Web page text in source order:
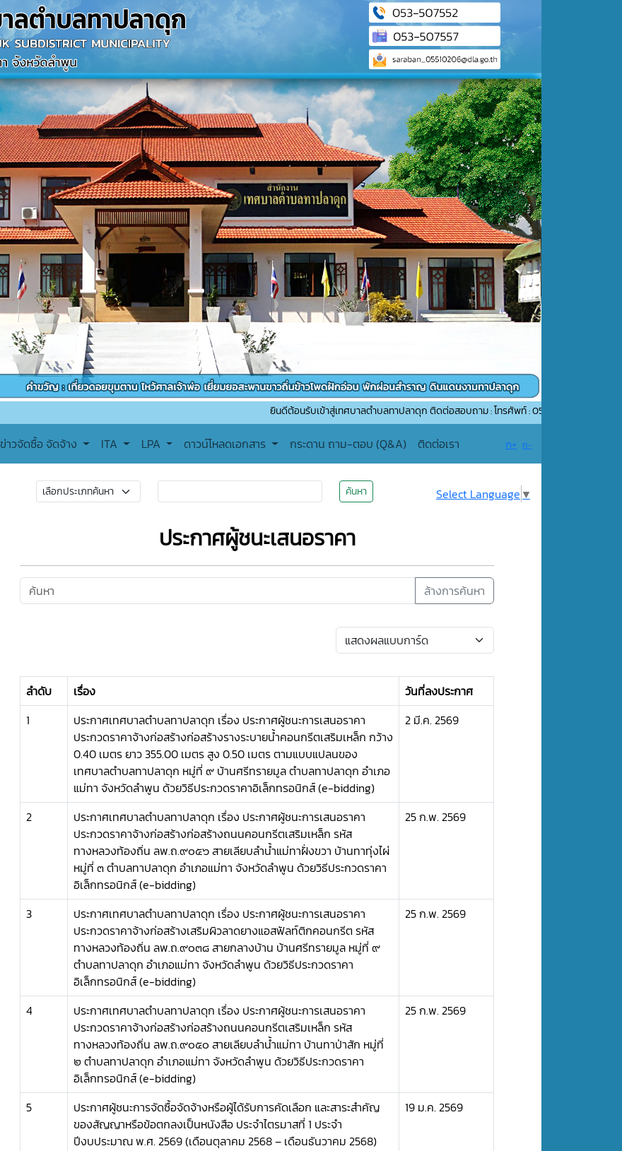
ยินดีต้อนรับเข้าสู่เทศบาลตำบลทาปลาดุก ติดต่อสอบถาม : โทรศัพท์ : 053-507552 อีเมล์ :
ข่าวจัดซื้อ จัดจ้าง ITA LPA ดาวน์โหลดเอกสาร กระดาน ถาม-ตอบ (Q&A) ติดต่อเรา ก+ ก-
ค้นหา Select Language ▼
ประกาศผู้ชนะเสนอราคา
ล้างการค้นหา
ลำดับ เรื่อง
วันที่ลงประกาศ
1
ประกาศเทศบาลตำบลทาปลาดุก เรื่อง ประกาศผู้ชนะการเสนอราคา
ประกวดราคาจ้างก่อสร้างก่อสร้างรางระบายน้ำคอนกรีตเสริมเหล็ก กว้าง
0.40 เมตร ยาว 355.00 เมตร สูง 0.50 เมตร ตามแบบแปลนของ
เทศบาลตำบลทาปลาดุก หมู่ที่ ๙ บ้านศรีทรายมูล ตำบลทาปลาดุก อำเภอ
แม่ทา จังหวัดลำพูน ด้วยวิธีประกวดราคาอิเล็กทรอนิกส์ (e-bidding)
2 มี.ค. 2569
2
ประกาศเทศบาลตำบลทาปลาดุก เรื่อง ประกาศผู้ชนะการเสนอราคา
ประกวดราคาจ้างก่อสร้างก่อสร้างถนนคอนกรีตเสริมเหล็ก รหัส
ทางหลวงท้องถิ่น ลพ.ถ.๙๐๕๖ สายเลียบลำน้ำแม่ทาฝั่งขวา บ้านทาทุ่งไผ่
หมู่ที่ ๓ ตำบลทาปลาดุก อำเภอแม่ทา จังหวัดลำพูน ด้วยวิธีประกวดราคา
อิเล็กทรอนิกส์ (e-bidding)
25 ก.พ. 2569
3
ประกาศเทศบาลตำบลทาปลาดุก เรื่อง ประกาศผู้ชนะการเสนอราคา
ประกวดราคาจ้างก่อสร้างเสริมผิวลาดยางแอสฟัลท์ติกคอนกรีต รหัส
ทางหลวงท้องถิ่น ลพ.ถ.๙๐๓๘ สายกลางบ้าน บ้านศรีทรายมูล หมู่ที่ ๙
ตำบลทาปลาดุก อำเภอแม่ทา จังหวัดลำพูน ด้วยวิธีประกวดราคา
อิเล็กทรอนิกส์ (e-bidding)
25 ก.พ. 2569
4
ประกาศเทศบาลตำบลทาปลาดุก เรื่อง ประกาศผู้ชนะการเสนอราคา
ประกวดราคาจ้างก่อสร้างก่อสร้างถนนคอนกรีตเสริมเหล็ก รหัส
ทางหลวงท้องถิ่น ลพ.ถ.๙๐๕๐ สายเลียบลำน้ำแม่ทา บ้านทาป่าสัก หมู่ที่
๒ ตำบลทาปลาดุก อำเภอแม่ทา จังหวัดลำพูน ด้วยวิธีประกวดราคา
อิเล็กทรอนิกส์ (e-bidding)
25 ก.พ. 2569
5
ประกาศผู้ชนะการจัดซื้อจัดจ้างหรือผู้ได้รับการคัดเลือก และสาระสำคัญ
ของสัญญาหรือข้อตกลงเป็นหนังสือ ประจำไตรมาสที่ 1 ประจำ
ปีงบประมาณ พ.ศ. 2569 (เดือนตุลาคม 2568 – เดือนธันวาคม 2568)
19 ม.ค. 2569